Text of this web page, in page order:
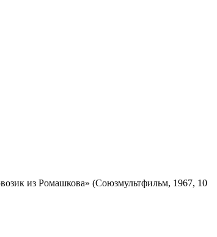
из Ромашкова» (Союзмультфильм, 1967, 10